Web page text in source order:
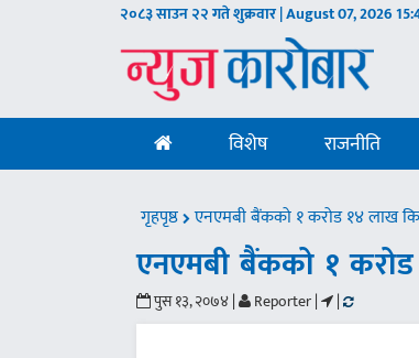
२०८३ साउन २२ गते शुक्रवार | August 07, 2026
विशेष राजनीति
गृहपृष्ठ एनएमबी बैंकको १ करोड १४ लाख
एनएमबी बैंकको १
पुस १३, २०७४ | Reporter | |